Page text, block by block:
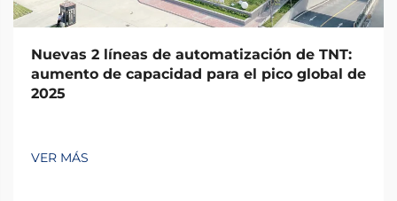
Nuevas 2 líneas de automatización de TNT:
aumento de capacidad para el pico global de
2025
VER MÁS